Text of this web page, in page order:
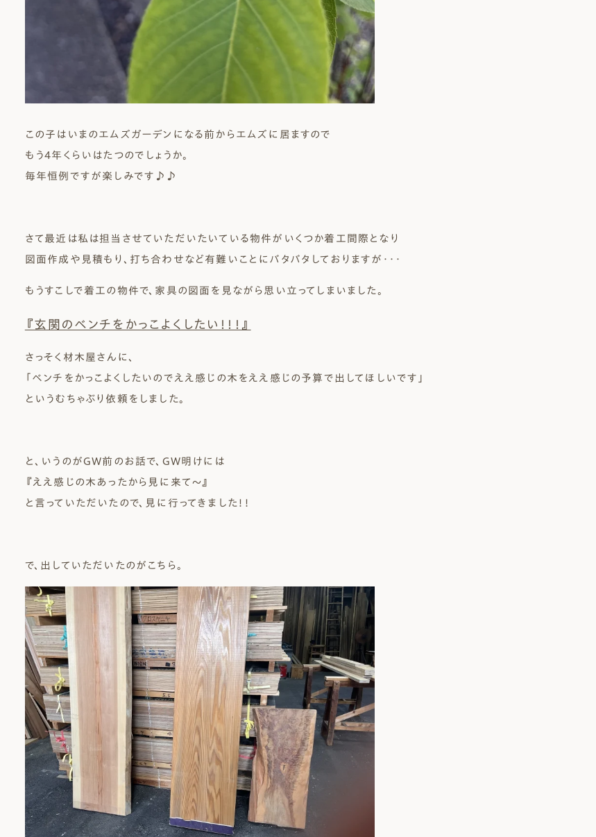
この子はいまのエムズガーデンになる前からエムズに居ますので
もう4年くらいはたつのでしょうか。
毎年恒例ですが楽しみです♪♪
さて最近は私は担当させていただいたいている物件がいくつか着工間際となり
図面作成や見積もり、打ち合わせなど有難いことにバタバタしておりますが・・・
もうすこしで着工の物件で、家具の図面を見ながら思い立ってしまいました。
『玄関のベンチをかっこよくしたい！！！』
さっそく材木屋さんに、
「ベンチをかっこよくしたいのでええ感じの木をええ感じの予算で出してほしいです」
というむちゃぶり依頼をしました。
と、いうのがGW前のお話で、GW明けには
『ええ感じの木あったから見に来て～』
と言っていただいたので、見に行ってきました！！
で、出していただいたのがこちら。